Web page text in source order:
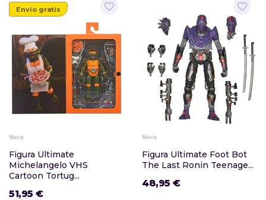
favorite_border
Envío gratis
Neca
Figura Ultimate
Michelangelo VHS
Cartoon Tortug...
51,95 €
favorite_border
Neca
Figura Ultimate Foot Bot
The Last Ronin Teenage...
48,95 €